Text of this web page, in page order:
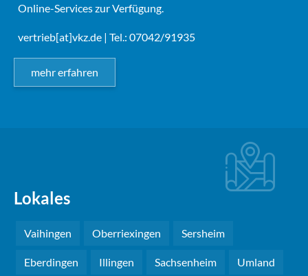
Online-Services zur Verfügung.
vertrieb[at]vkz.de | Tel.: 07042/91935
mehr erfahren
Lokales
Vaihingen Oberriexingen Sersheim
Eberdingen Illingen Sachsenheim Umland